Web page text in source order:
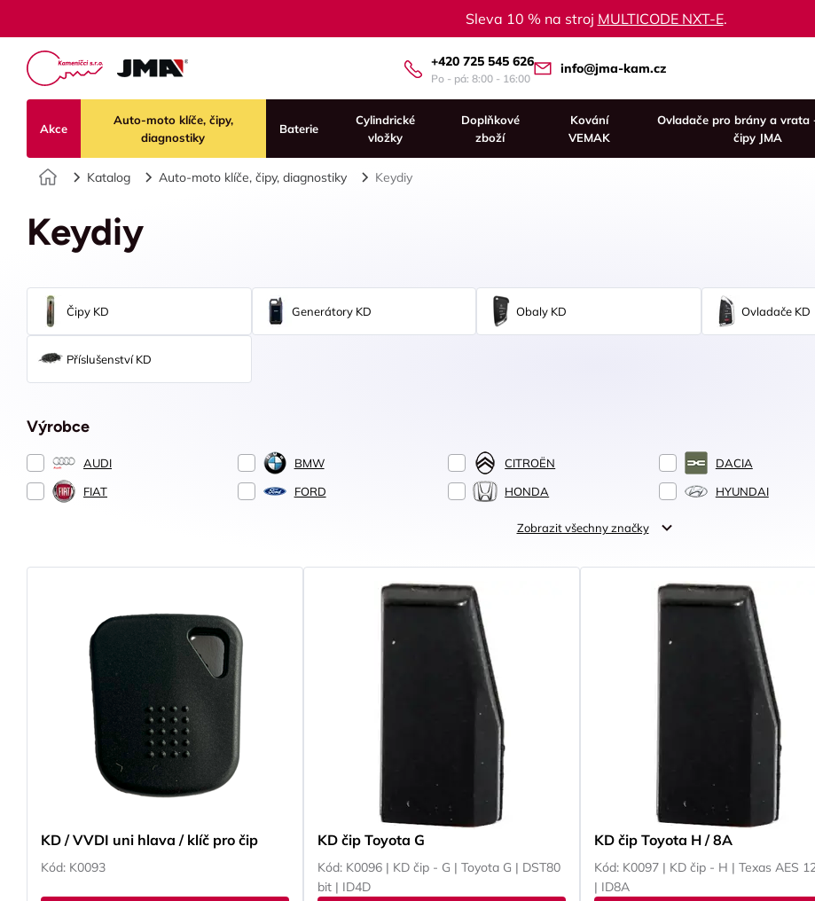
Sleva 10 % na stroj MULTICODE NXT-E.
+420 725 545 626
Po - pá: 8:00 - 16:00
info@jma-kam.cz
Akce
Auto-moto klíče, čipy,
diagnostiky
Baterie
Cylindrické
vložky
Doplňkové
zboží
Kování
VEMAK
Ovladače pro brány a vrata
čipy JMA
Úvod
Katalog Auto-moto klíče, čipy, diagnostiky Keydiy
Keydiy
Čipy KD Generátory KD Obaly KD Ovladače KD
Příslušenství KD
Výrobce
AUDI BMW CITROËN DACIA
FIAT
FORD HONDA HYUNDAI
Zobrazit všechny značky
KD / VVDI uni hlava / klíč pro čip
Kód: K0093
KD čip Toyota G
Kód: K0096 | KD čip - G | Toyota G | DST80
bit | ID4D
KD čip Toyota H / 8A
Kód: K0097 | KD čip - H | Texas AES
| ID8A